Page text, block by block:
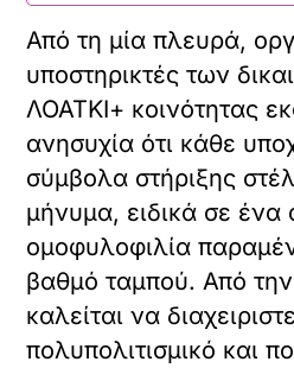
Από τη μία πλευρά,
υποστηρικτές των
ΛΟΑΤΚΙ+ κοινότητας
ανησυχία ότι κάθε
σύμβολα στήριξης
μήνυμα, ειδικά σε
ομοφυλοφιλία
βαθμό ταμπού. Από
καλείται να
πολυπολιτισμικό και